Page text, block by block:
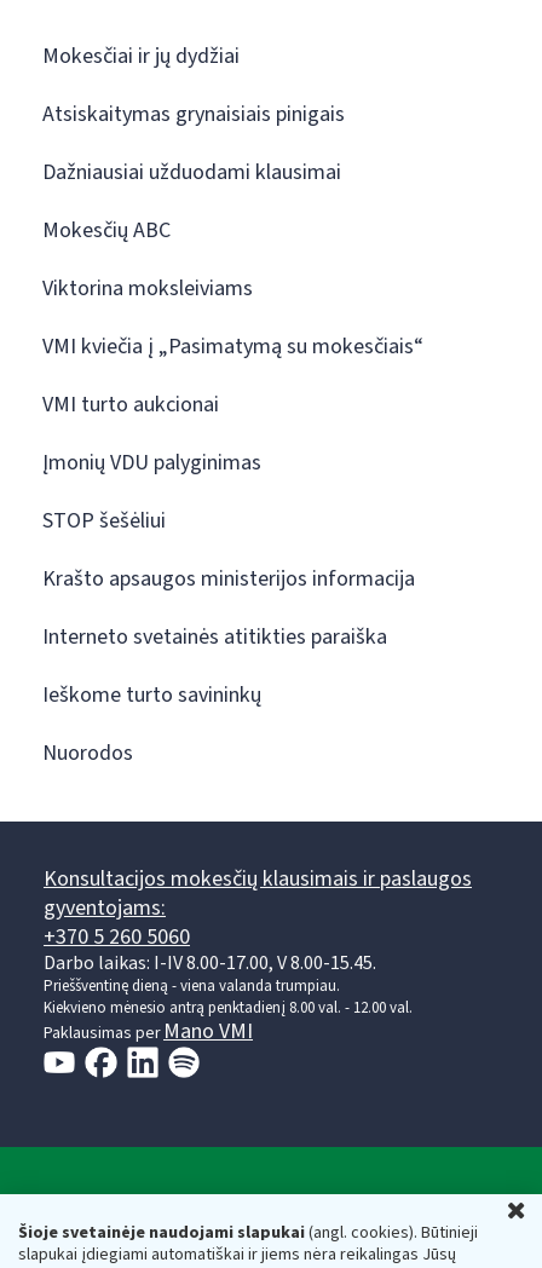
Šioje svetainėje naudojami slapukai(angl. cookies). Būtinieji
slapukai įdiegiami automatiškai ir jiems nėra reikalingas Jūsų
Mokesčiai ir jų dydžiai
Atsiskaitymas grynaisiais pinigais
Dažniausiai užduodami klausimai
Mokesčių ABC
Viktorina moksleiviams
VMI kviečia į „Pasimatymą su mokesčiais“
VMI turto aukcionai
Įmonių VDU palyginimas
STOP šešėliui
Krašto apsaugos ministerijos informacija
Interneto svetainės atitikties paraiška
Ieškome turto savininkų
Nuorodos
Konsultacijos mokesčių klausimais ir paslaugos
gyventojams:
+370 5 260 5060
Darbo laikas: I-IV 8.00-17.00, V 8.00-15.45.
Prieššventinę dieną - viena valanda trumpiau.
Kiekvieno mėnesio antrą penktadienį 8.00 val. - 12.00 val.
Paklausimas per Mano VMI
Respublikos finansų ministerijos